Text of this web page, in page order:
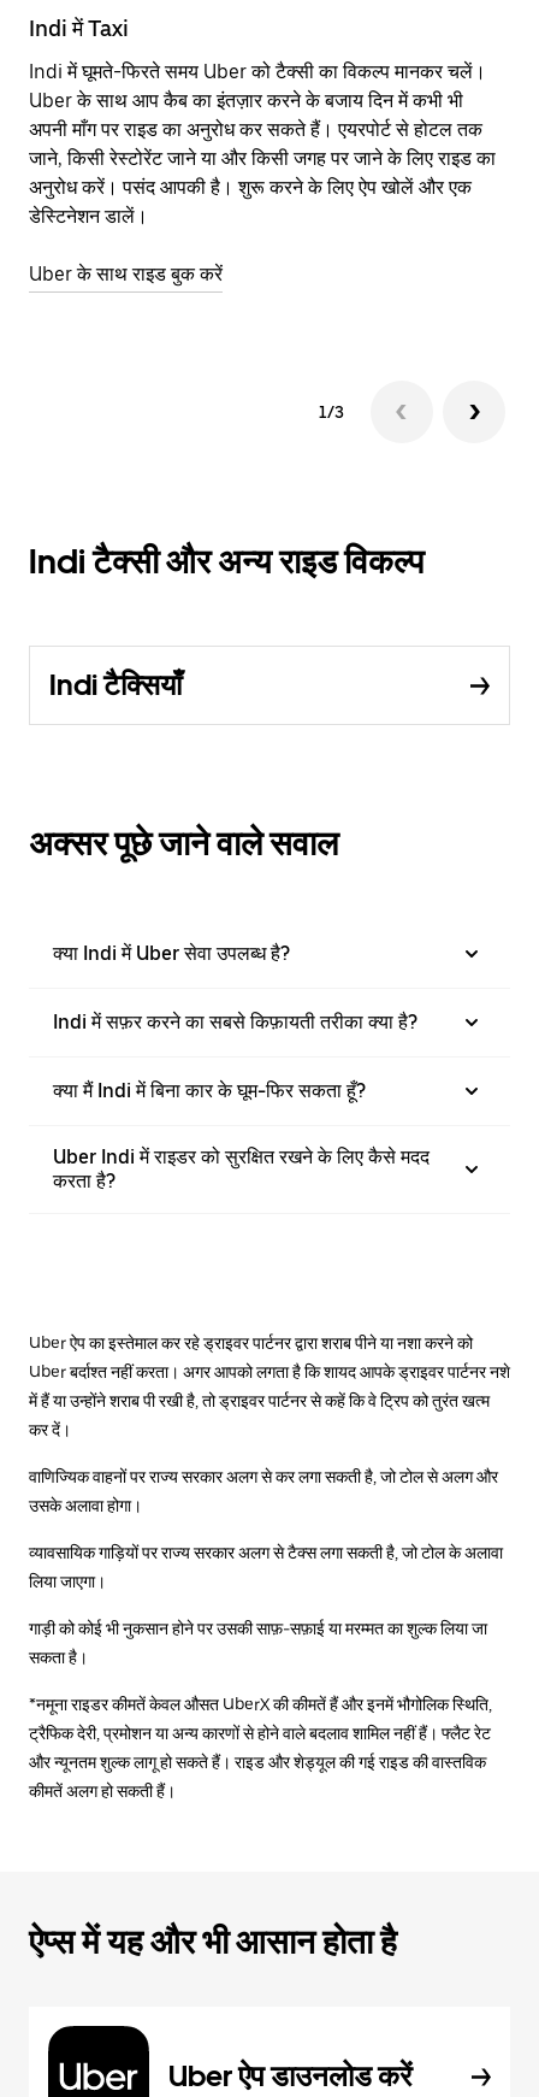
Indi में Taxi
Indi में घूमते-फिरते समय Uber को टैक्सी का विकल्प मानकर चलें।
Uber के साथ आप कैब का इंतज़ार करने के बजाय दिन में कभी भी
अपनी माँग पर राइड का अनुरोध कर सकते हैं। एयरपोर्ट से होटल तक
जाने, किसी रेस्टोरेंट जाने या और किसी जगह पर जाने के लिए राइड का
अनुरोध करें। पसंद आपकी है। शुरू करने के लिए ऐप खोलें और एक
डेस्टिनेशन डालें।
Uber के साथ राइड बुक करें
1/3
Indi टैक्सी और अन्य राइड विकल्प
Indi टैक्सियाँ
अक्सर पूछे जाने वाले सवाल
क्या Indi में Uber सेवा उपलब्ध है?
Indi में सफ़र करने का सबसे किफ़ायती तरीका क्या है?
क्या मैं Indi में बिना कार के घूम-फिर सकता हूँ?
Uber Indi में राइडर को सुरक्षित रखने के लिए कैसे मदद
करता है?
Uber ऐप का इस्तेमाल कर रहे ड्राइवर पार्टनर द्वारा शराब पीने या नशा करने को
Uber बर्दाश्त नहीं करता। अगर आपको लगता है कि शायद आपके ड्राइवर पार्टनर नशे
में हैं या उन्होंने शराब पी रखी है, तो ड्राइवर पार्टनर से कहें कि वे ट्रिप को तुरंत खत्म
कर दें।
वाणिज्यिक वाहनों पर राज्य सरकार अलग से कर लगा सकती है, जो टोल से अलग और
उसके अलावा होगा।
व्यावसायिक गाड़ियों पर राज्य सरकार अलग से टैक्स लगा सकती है, जो टोल के अलावा
लिया जाएगा।
गाड़ी को कोई भी नुकसान होने पर उसकी साफ़-सफ़ाई या मरम्मत का शुल्क लिया जा
सकता है।
*नमूना राइडर कीमतें केवल औसत UberX की कीमतें हैं और इनमें भौगोलिक स्थिति,
ट्रैफिक देरी, प्रमोशन या अन्य कारणों से होने वाले बदलाव शामिल नहीं हैं। फ्लैट रेट
और न्यूनतम शुल्क लागू हो सकते हैं। राइड और शेड्यूल की गई राइड की वास्तविक
कीमतें अलग हो सकती हैं।
ऐप्स में यह और भी आसान होता है
Uber ऐप डाउनलोड करें